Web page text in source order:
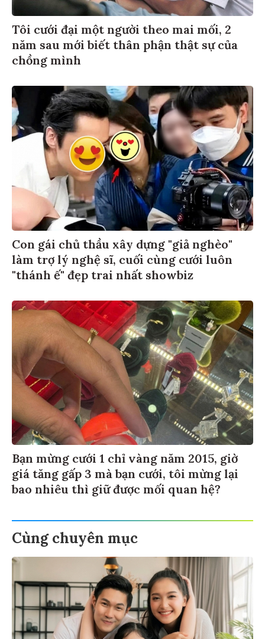
Tôi cưới đại một người theo mai mối, 2
năm sau mới biết thân phận thật sự của
chồng mình
Con gái chủ thầu xây dựng "giả nghèo"
làm trợ lý nghệ sĩ, cuối cùng cưới luôn
"thánh ế" đẹp trai nhất showbiz
Bạn mừng cưới 1 chỉ vàng năm 2015, giờ
giá tăng gấp 3 mà bạn cưới, tôi mừng lại
bao nhiêu thì giữ được mối quan hệ?
Cùng chuyên mục